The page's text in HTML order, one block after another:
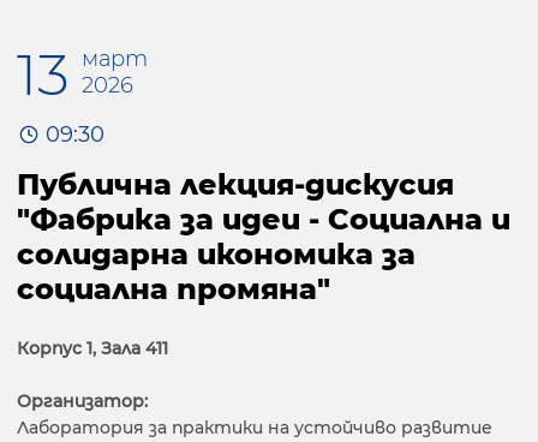
13
март
2026
09:30
Публична лекция-дискусия
"Фабрика за идеи - Социална и
солидарна икономика за
социална промяна"
Корпус 1, Зала 411
Организатор:
Лаборатория за практики на устойчиво развитие